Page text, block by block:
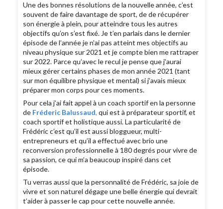
Une des bonnes résolutions de la nouvelle année, c’est
souvent de faire davantage de sport, de de récupérer
son énergie à plein, pour atteindre tous les autres
objectifs qu’on s’est fixé. Je t’en parlais dans le dernier
épisode de l’année je n’ai pas atteint mes objectifs au
niveau physique sur 2021 et je compte bien me rattraper
sur 2022. Parce qu’avec le recul je pense que j’aurai
mieux gérer certains phases de mon année 2021 (tant
sur mon équilibre physique et mental) si j’avais mieux
préparer mon corps pour ces moments.
Pour cela j’ai fait appel à un coach sportif en la personne
de Fréderic Balussaud, qui est à préparateur sportif, et
coach sportif et holistique aussi. La particularité de
Frédéric c’est qu’il est aussi bloggueur, multi-
entrepreneurs et qu’il a effectué avec brio une
reconversion professionnelle à 180 degrés pour vivre de
sa passion, ce qui m’a beaucoup inspiré dans cet
épisode.
Tu verras aussi que la personnalité de Frédéric, sa joie de
vivre et son naturel dégage une belle énergie qui devrait
t’aider à passer le cap pour cette nouvelle année.